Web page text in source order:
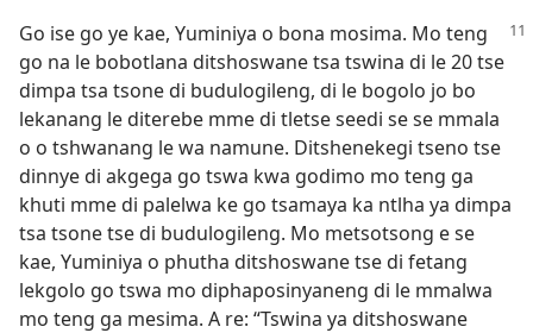
Go ise go ye kae, Yuminiya o bona mosima. Mo teng
go na le bobotlana ditshoswane tsa tswina di le 20 tse
dimpa tsa tsone di budulogileng, di le bogolo jo bo
lekanang le diterebe mme di tletse seedi se se mmala
o o tshwanang le wa namune. Ditshenekegi tseno tse
dinnye di akgega go tswa kwa godimo mo teng ga
khuti mme di palelwa ke go tsamaya ka ntlha ya dimpa
tsa tsone tse di budulogileng. Mo metsotsong e se
kae, Yuminiya o phutha ditshoswane tse di fetang
lekgolo go tswa mo diphaposinyaneng di le mmalwa
mo teng ga mesima. A re: “Tswina ya ditshoswane